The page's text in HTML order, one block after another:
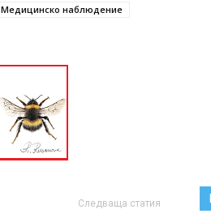
Медицинско наблюдение
Следваща статия